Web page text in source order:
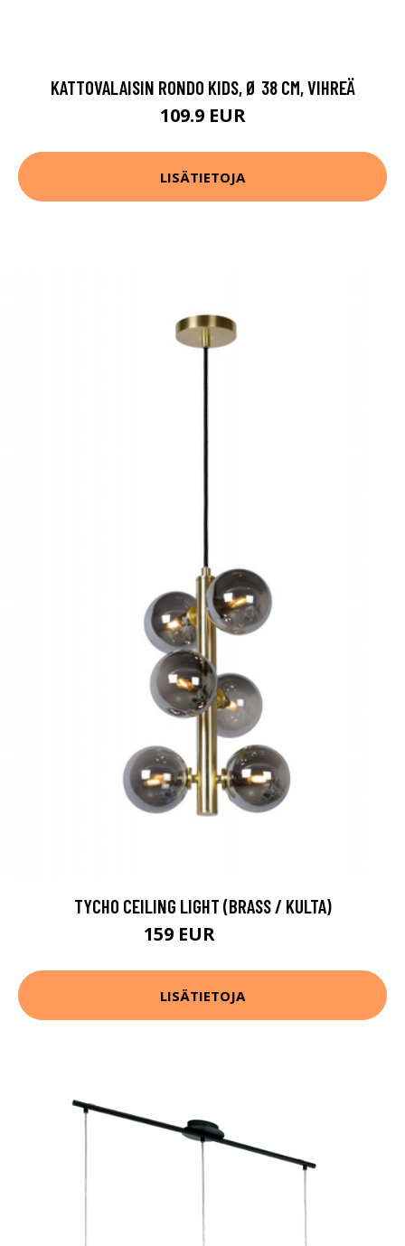
KATTOVALAISIN RONDO KIDS, Ø 38 CM, VIHREÄ
109.9 EUR
LISÄTIETOJA
TYCHO CEILING LIGHT (BRASS / KULTA)
159 EUR
LISÄTIETOJA